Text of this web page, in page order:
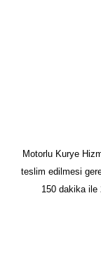
Motorlu Kurye
teslim edilmesi
150 dakika ile